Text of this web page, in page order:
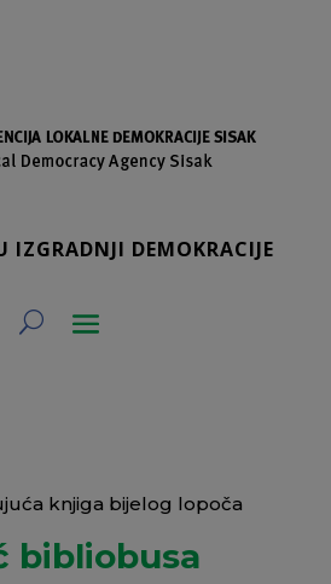
IZGRADNJI DEMOKRACIJE
knjiga bijelog lopoča
bibliobusa